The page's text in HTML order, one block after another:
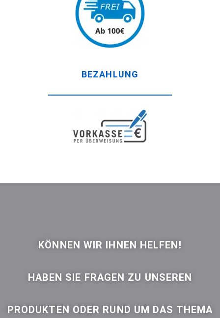
BEZAHLUNG
KÖNNEN WIR IHNEN HELFEN!
HABEN SIE FRAGEN ZU UNSEREN
PRODUKTEN ODER RUND UM DAS THEMA